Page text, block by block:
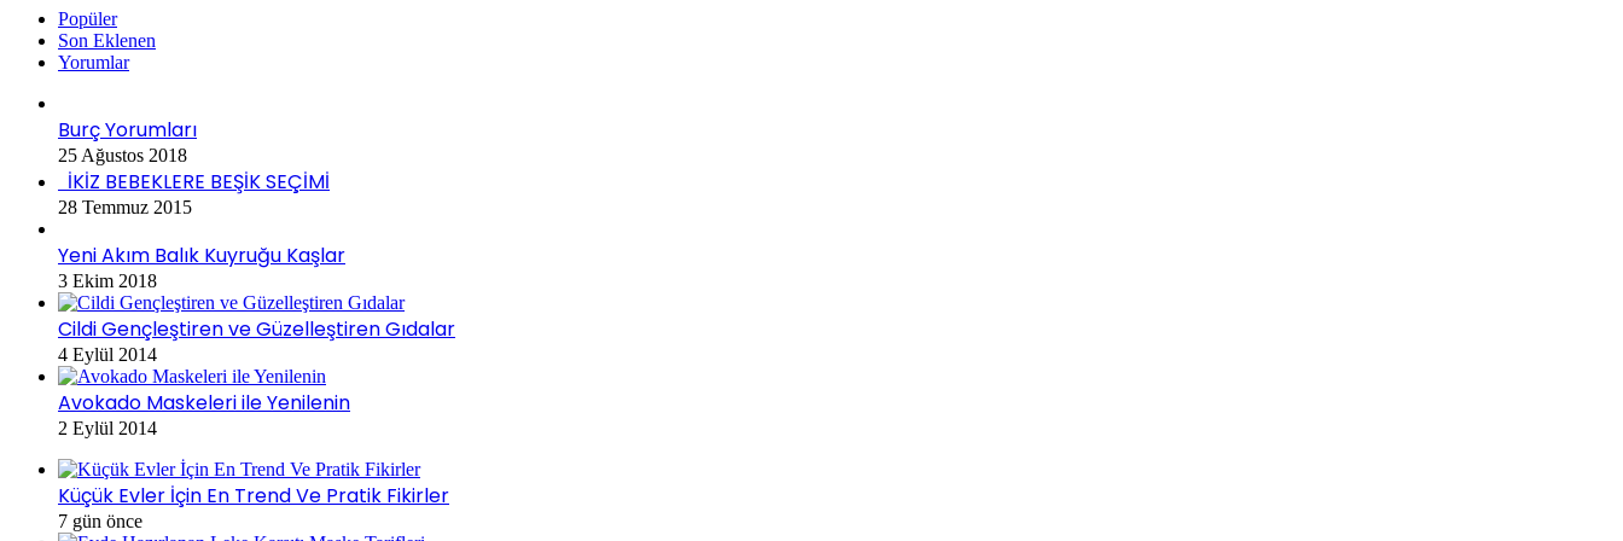
Popüler
Son Eklenen
Yorumlar
Burç Yorumları
25 Ağustos 2018
İKİZ BEBEKLERE BEŞİK SEÇİMİ
28 Temmuz 2015
Yeni Akım Balık Kuyruğu Kaşlar
3 Ekim 2018
Cildi Gençleştiren ve Güzelleştiren Gıdalar
4 Eylül 2014
Avokado Maskeleri ile Yenilenin
2 Eylül 2014
Küçük Evler İçin En Trend Ve Pratik Fikirler
7 gün önce